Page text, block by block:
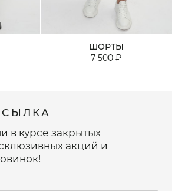
ШОРТЫ
7 500 ₽
в курсе закрытых
акций и